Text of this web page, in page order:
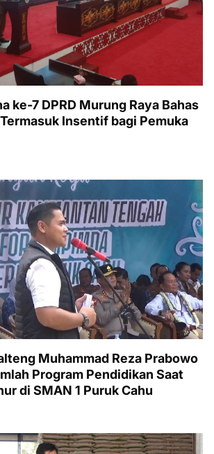
ke-7 DPRD Murung Raya Bahas
Insentif bagi Pemuka
Muhammad Reza Prabowo
Program Pendidikan Saat
di SMAN 1 Puruk Cahu